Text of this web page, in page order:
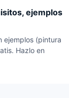
ejemplos
ejemplos (pintura
Hazlo en